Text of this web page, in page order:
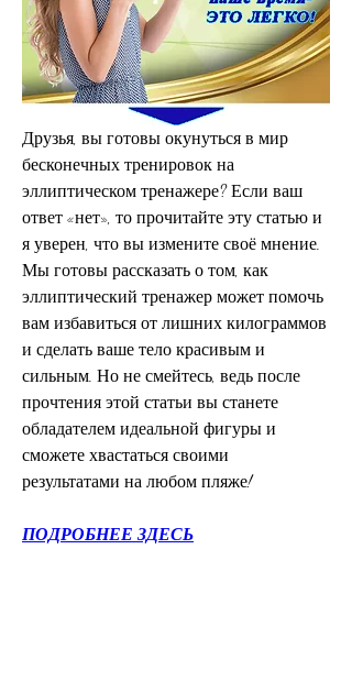
Друзья, вы готовы окунуться в мир
бесконечных тренировок на
эллиптическом тренажере? Если ваш
ответ «нет», то прочитайте эту статью и
я уверен, что вы измените своё мнение.
Мы готовы рассказать о том, как
эллиптический тренажер может помочь
вам избавиться от лишних килограммов
и сделать ваше тело красивым и
сильным. Но не смейтесь, ведь после
прочтения этой статьи вы станете
обладателем идеальной фигуры и
сможете хвастаться своими
результатами на любом пляже!
ПОДРОБНЕЕ ЗДЕСЬ